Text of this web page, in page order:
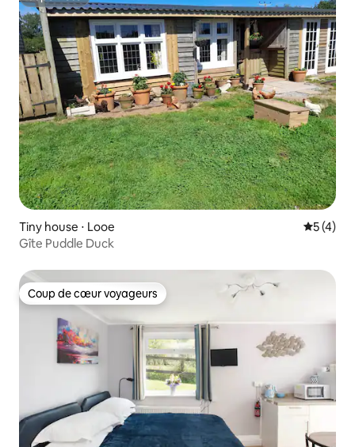
Tiny house ⋅ Looe
5 (4)
Gîte Puddle Duck
Coup de cœur voyageurs
Coup de cœur voyageurs